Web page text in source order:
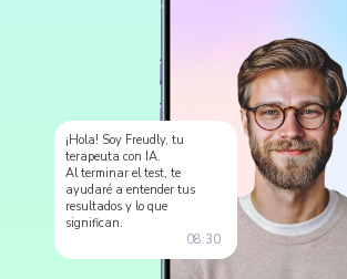
¡Hola! Soy Freudly, tu
terapeuta con IA.
Al terminar el test, te
ayudaré a entender tus
resultados y lo que
significan.
08:30